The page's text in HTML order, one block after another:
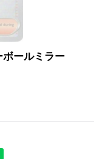
ールミラー